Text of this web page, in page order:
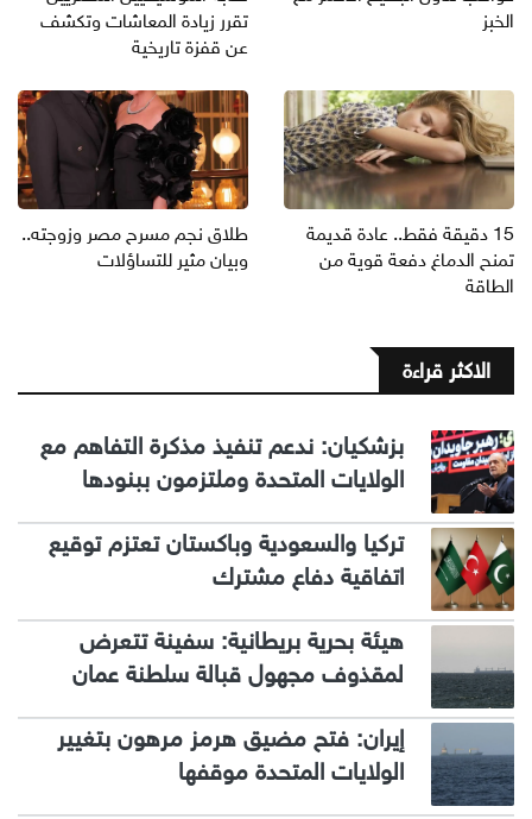
الخبز
تقرر زيادة المعاشات وتكشف
عن قفزة تاريخية
15 دقيقة فقط.. عادة قديمة
تمنح الدماغ دفعة قوية من
الطاقة
طلاق نجم مسرح مصر وزوجته..
وبيان مثير للتساؤلات
الاكثر قراءة
بزشكيان: ندعم تنفيذ مذكرة التفاهم مع
الولايات المتحدة وملتزمون ببنودها
تركيا والسعودية وباكستان تعتزم توقيع
اتفاقية دفاع مشترك
هيئة بحرية بريطانية: سفينة تتعرض
لمقذوف مجهول قبالة سلطنة عمان
إيران: فتح مضيق هرمز مرهون بتغيير
الولايات المتحدة موقفها